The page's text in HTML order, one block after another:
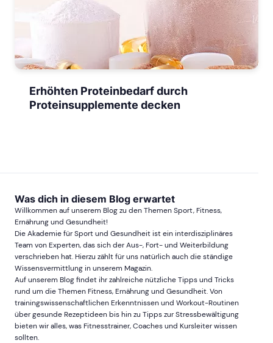
Erhöhten Proteinbedarf durch
Proteinsupplemente decken
Was dich in diesem Blog erwartet
Willkommen auf unserem Blog zu den Themen Sport, Fitness,
Ernährung und Gesundheit!
Die Akademie für Sport und Gesundheit ist ein interdisziplinäres
Team von Experten, das sich der Aus-, Fort- und Weiterbildung
verschrieben hat. Hierzu zählt für uns natürlich auch die ständige
Wissensvermittlung in unserem Magazin.
Auf unserem Blog findet ihr zahlreiche nützliche Tipps und Tricks
rund um die Themen Fitness, Ernährung und Gesundheit. Von
trainingswissenschaftlichen Erkenntnissen und Workout-Routinen
über gesunde Rezeptideen bis hin zu Tipps zur Stressbewältigung
bieten wir alles, was Fitnesstrainer, Coaches und Kursleiter wissen
sollten.